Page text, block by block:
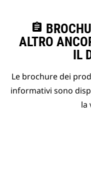
assignment
ALTRO
IL
Le brochure dei
informativi sono
la